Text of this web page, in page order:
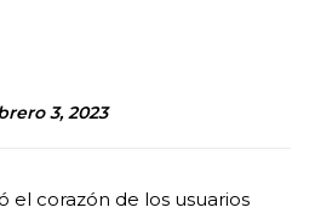
3, 2023
el corazón de los usuarios